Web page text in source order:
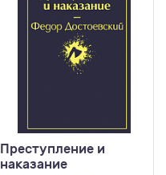
Преступление и
наказание